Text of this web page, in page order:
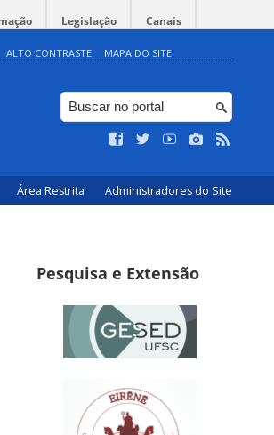
Legislação Canais
ALTO CONTRASTE MAPA DO SITE
Área Restrita Administradores do Site
Pesquisa e Extensão